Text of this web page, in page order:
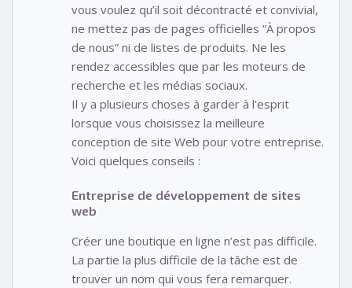
vous voulez qu’il soit décontracté et convivial,
ne mettez pas de pages officielles “À propos
de nous” ni de listes de produits. Ne les
rendez accessibles que par les moteurs de
recherche et les médias sociaux.
Il y a plusieurs choses à garder à l’esprit
lorsque vous choisissez la meilleure
conception de site Web pour votre entreprise.
Voici quelques conseils :
Entreprise de développement de sites
web
Créer une boutique en ligne n’est pas difficile.
La partie la plus difficile de la tâche est de
trouver un nom qui vous fera remarquer.